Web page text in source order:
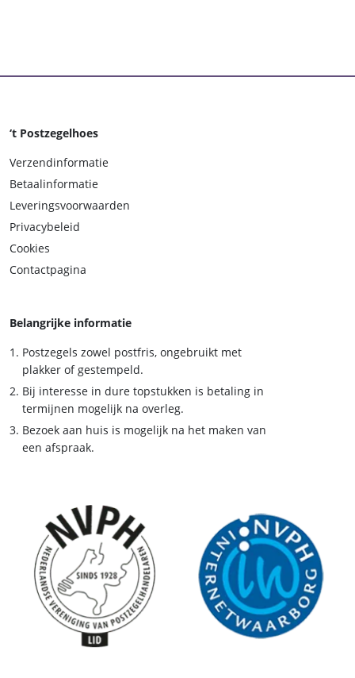
‘t Postzegelhoes
Verzendinformatie
Betaalinformatie
Leveringsvoorwaarden
Privacybeleid
Cookies
Contactpagina
Belangrijke informatie
Postzegels zowel postfris, ongebruikt met
plakker of gestempeld.
Bij interesse in dure topstukken is betaling in
termijnen mogelijk na overleg.
Bezoek aan huis is mogelijk na het maken van
een afspraak.